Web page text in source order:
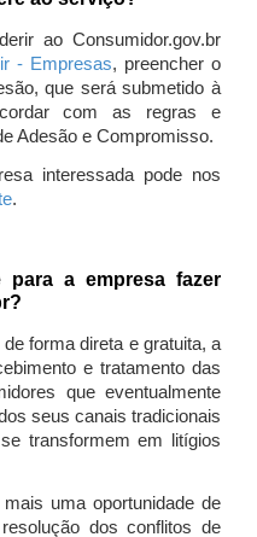
ao Consumidor.gov.br
- Empresas, preencher o
que será submetido à
com as regras e
Adesão e Compromisso.
interessada pode nos
.
a empresa fazer
forma direta e gratuita, a
e tratamento das
que eventualmente
seus canais tradicionais
transformem em litígios
uma oportunidade de
dos conflitos de